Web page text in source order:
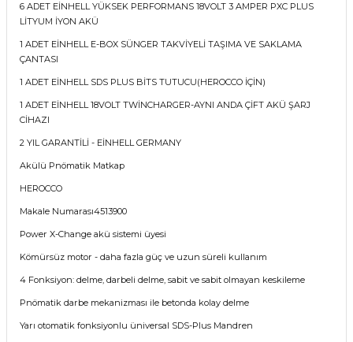
6 ADET EİNHELL YÜKSEK PERFORMANS 18VOLT 3 AMPER PXC PLUS
LİTYUM İYON AKÜ
1 ADET EİNHELL E-BOX SÜNGER TAKVİYELİ TAŞIMA VE SAKLAMA
ÇANTASI
1 ADET EİNHELL SDS PLUS BİTS TUTUCU(HEROCCO İÇİN)
1 ADET EİNHELL 18VOLT TWİNCHARGER-AYNI ANDA ÇİFT AKÜ ŞARJ
CİHAZI
2 YIL GARANTİLİ - EİNHELL GERMANY
Akülü Pnömatik Matkap
HEROCCO
Makale Numarası4513900
Power X-Change akü sistemi üyesi
Kömürsüz motor - daha fazla güç ve uzun süreli kullanım
4 Fonksiyon: delme, darbeli delme, sabit ve sabit olmayan keskileme
Pnömatik darbe mekanizması ile betonda kolay delme
Yarı otomatik fonksiyonlu üniversal SDS-Plus Mandren